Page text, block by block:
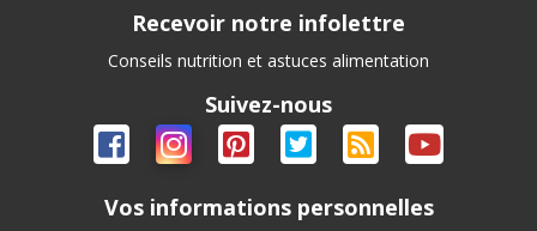
Recevoir notre infolettre
Conseils nutrition et astuces alimentation
Suivez-nous
Vos informations personnelles